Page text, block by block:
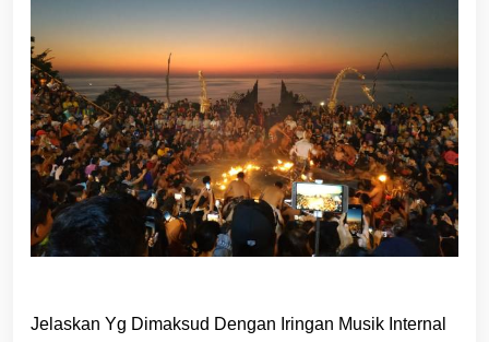
Jelaskan Yg Dimaksud Dengan Iringan Musik Internal